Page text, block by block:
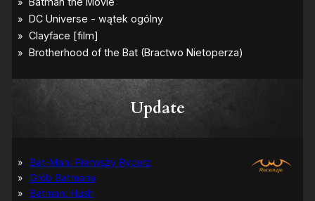
Update
Bat-Man: Pierwszy Rycerz
Grób Batmana
Batman: Hush